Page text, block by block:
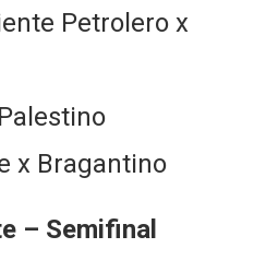
Petrolero x
x Bragantino
– Semifinal